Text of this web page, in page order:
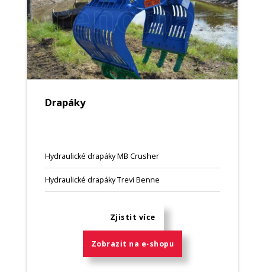
Drapáky
Hydraulické drapáky MB Crusher
Hydraulické drapáky Trevi Benne
Zjistit více
Zobrazit na e-shopu